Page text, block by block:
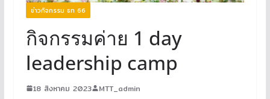
ข่าวกิจกรรม ธท 66
กิจกรรมค่าย 1 day
leadership camp
18 สิงหาคม 2023 MTT_admin